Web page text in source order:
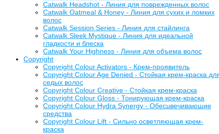
Catwalk Headshot - Линия для поврежденных волос
Catwalk Oatmeal & Honey - Линия для сухих и ломких
волос
Catwalk Session Series - Линия для стайлинга
Catwalk Sleek Mystique - Линия для идеальной
гладкости и блеска
Catwalk Your Highness - Линия для объема волос
Copyright
Copyright Colour Activators - Крем-проявитель
Copyright Colour Age Denied - Стойкая крем-краска
седых волос
Copyright Colour Creative - Стойкая крем-краска
Copyright Colour Gloss - Тонирующая крем-краска
Copyright Colour Hydra Synergy - Обесцвечивающие
средства
Copyright Colour Lift - Сильно осветляющая крем-
краска